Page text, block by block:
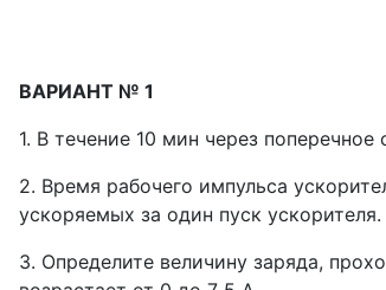
ВАРИАНТ № 1
1. В течение 10 мин через
2. Время рабочего импульса
ускоряемых за один пуск
3. Определите величину заряда,